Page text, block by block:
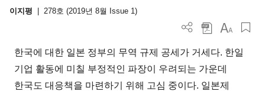
이지평 278호 (2019년 8월 Issue 1)
한국에 대한 일본 정부의 무역 규제 공세가 거세다. 한일
기업 활동에 미칠 부정적인 파장이 우려되는 가운데
한국도 대응책을 마련하기 위해 고심 중이다. 일본제